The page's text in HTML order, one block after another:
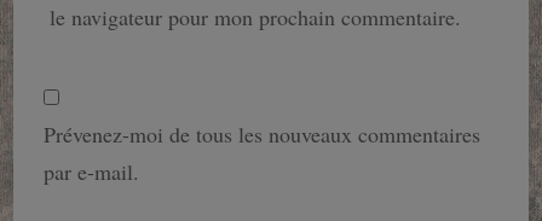
le navigateur pour mon prochain commentaire.
Prévenez-moi de tous les nouveaux commentaires
par e-mail.